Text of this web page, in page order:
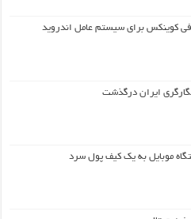
کوینکس برای سیستم عامل اندروید
نگارگری ایران درگذشت
موبایل به یک کیف‌ پول سرد